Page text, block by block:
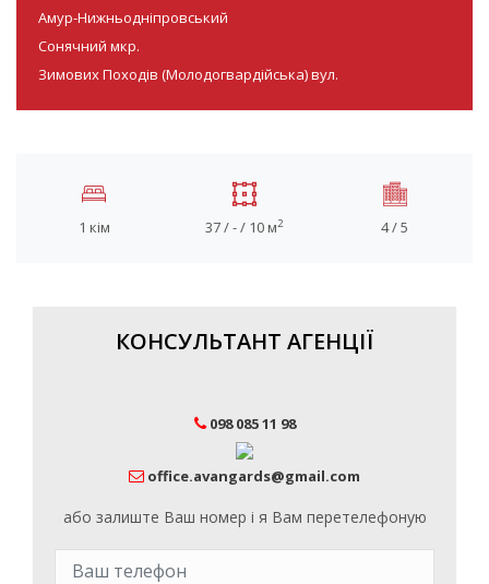
Амур-Нижньодніпровський
Сонячний мкр.
Зимових Походів (Молодогвардійська) вул.
1 кім 37 / - / 10 м2 4 / 5
КОНСУЛЬТАНТ АГЕНЦІЇ
098 085 11 98
office.avangards@gmail.com
або залиште Ваш номер і я Вам перетелефоную